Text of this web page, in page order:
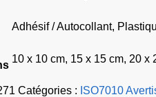
Adhésif / Autocollant,
10 x 10 cm, 15 x 15 cm, 20 x
Catégories : ISO7010